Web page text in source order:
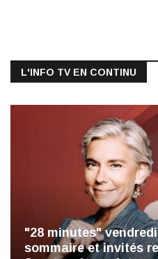
L'INFO TV EN CONTINU
"28 minutes"
sommaire et invités